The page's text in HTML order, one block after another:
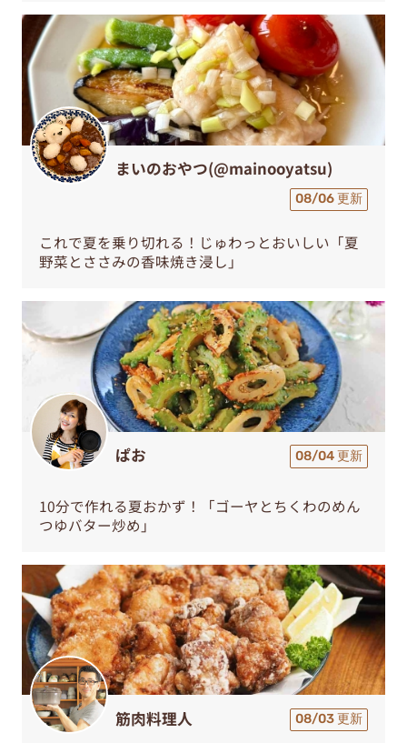
まいのおやつ(@mainooyatsu)
08/06 更新
これで夏を乗り切れる！じゅわっとおいしい「夏
野菜とささみの香味焼き浸し」
ぱお 08/04 更新
10分で作れる夏おかず！「ゴーヤとちくわのめん
つゆバター炒め」
筋肉料理人 08/03 更新